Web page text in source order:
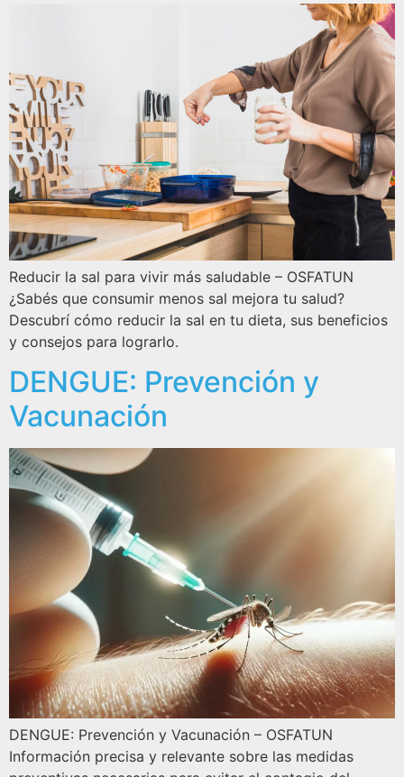
Reducir la sal para vivir más saludable – OSFATUN
¿Sabés que consumir menos sal mejora tu salud?
Descubrí cómo reducir la sal en tu dieta, sus beneficios
y consejos para lograrlo.
DENGUE: Prevención y
Vacunación
DENGUE: Prevención y Vacunación – OSFATUN
Información precisa y relevante sobre las medidas